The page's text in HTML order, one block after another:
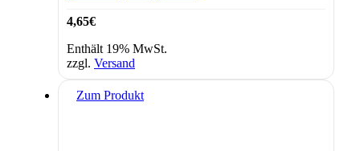
4,65€
Enthält 19% MwSt.
zzgl. Versand
Zum Produkt